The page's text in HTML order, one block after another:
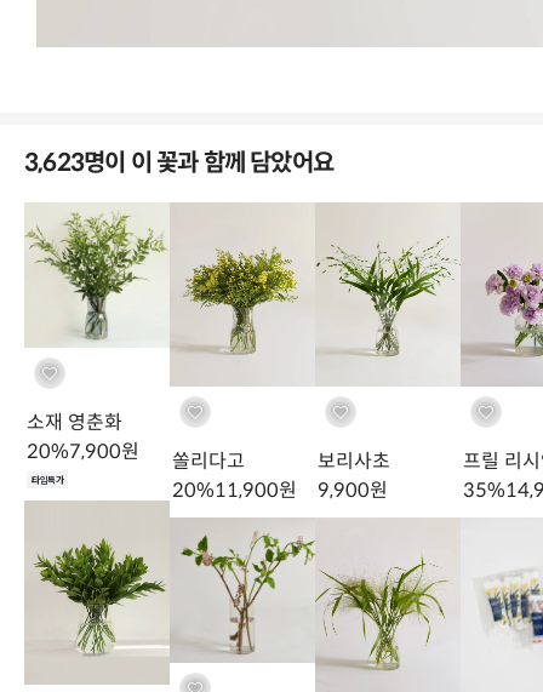
테디베어 해바라기!! 아주 탁월한 선택이었어요~!! 너무 빵실하고 귀엽고
이쁨ㅠ 페니쿰도 같이 잘 어울렸구요~ㅎㅎ 첫 구매였는데 꽃 컨디션도
너무 좋아서 만족입니다~ 꾸까말고 여기 정착예정ㅋㅋ
님의 실제 후기입니다.
3,623명이 이 꽃과 함께 담았어요
소재 영춘화
20%7,900원
타임특가
쏠리다고
20%11,900원
보리사초
9,900원
프릴 리
35%